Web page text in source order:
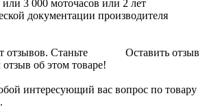
3 000 моточасов или 2 лет
документации производителя
Оставить отзыв
отзывов. Станьте
об этом товаре!
интересующий вас вопрос по товару